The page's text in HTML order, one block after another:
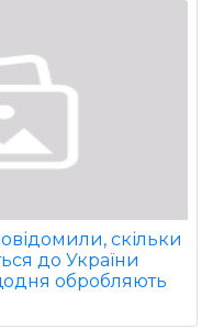
скільки
до України
обробляють